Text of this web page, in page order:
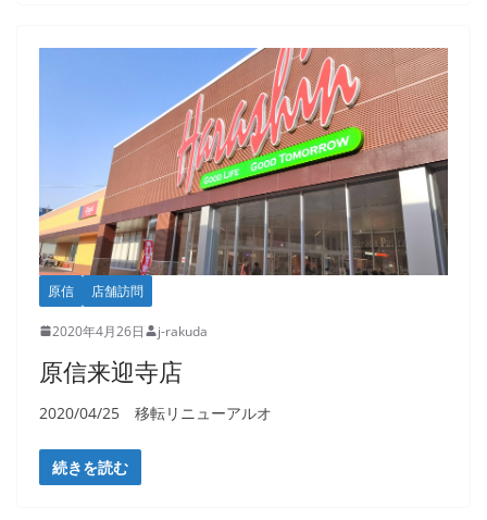
原信 店舗訪問
2020年4月26日 j-rakuda
原信来迎寺店
2020/04/25 移転リニューアルオ
続きを読む